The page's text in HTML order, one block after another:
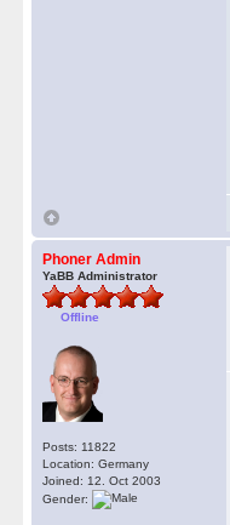
Phoner Admin
YaBB Administrator
Offline
Posts: 11822
Location: Germany
Joined: 12. Oct 2003
Gender: